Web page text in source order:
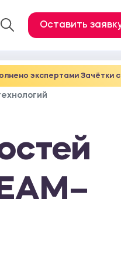
Все
Отчет
Оставить
экспертами Зачётки